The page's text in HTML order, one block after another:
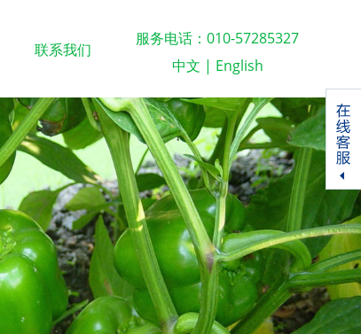
联系我们
服务电话：010-57285327
中文 | English